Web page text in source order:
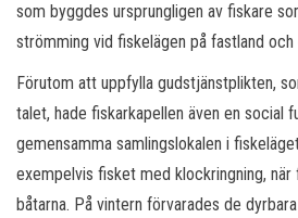
som byggdes ursprungligen av fiskare
strömming vid fiskelägen på fastland och
Förutom att uppfylla gudstjänstplikten,
talet, hade fiskarkapellen även en social
gemensamma samlingslokalen i
exempelvis fisket med klockringning, när
båtarna. På vintern förvarades de